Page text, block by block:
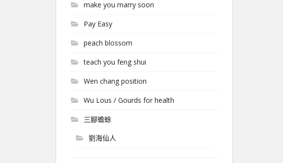
make you marry soon
Pay Easy
peach blossom
teach you feng shui
Wen chang position
Wu Lous / Gourds for health
三腳蟾蜍
劉海仙人